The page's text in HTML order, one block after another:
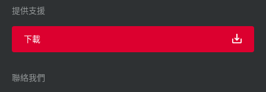
提供支援
下載
聯絡我們